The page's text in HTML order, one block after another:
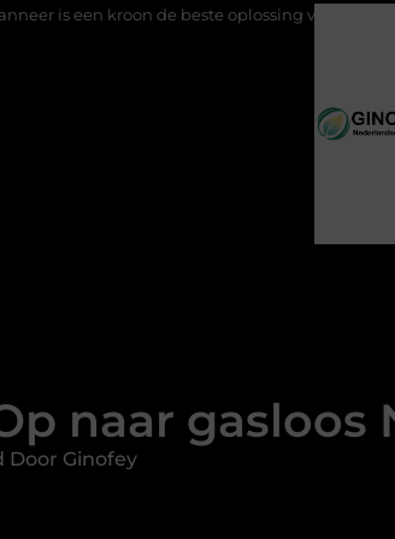
de beste oplossing voor een kies?
naar gasloos
Door Ginofey